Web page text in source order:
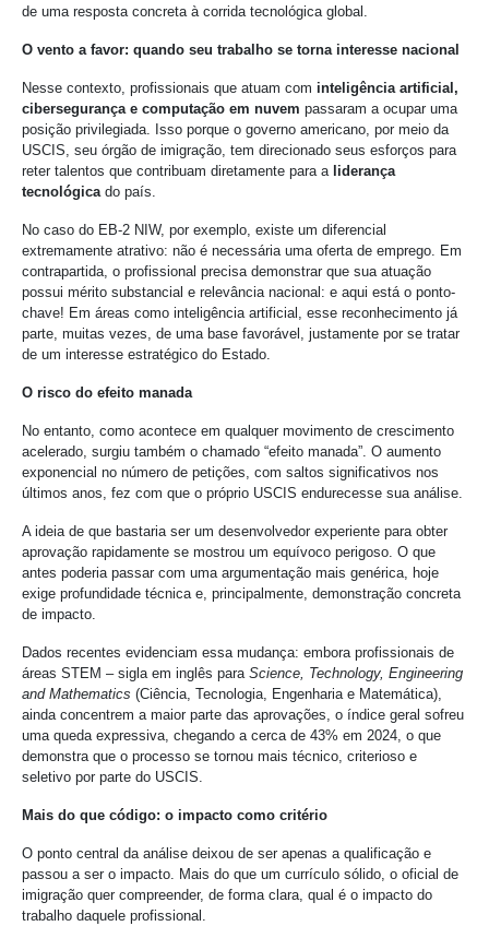
de uma resposta concreta à corrida tecnológica global.
O vento a favor: quando seu trabalho se torna interesse nacional
Nesse contexto, profissionais que atuam com inteligência artificial,
cibersegurança e computação em nuvem passaram a ocupar uma
posição privilegiada. Isso porque o governo americano, por meio da
USCIS, seu órgão de imigração, tem direcionado seus esforços para
reter talentos que contribuam diretamente para a liderança
tecnológica do país.
No caso do EB-2 NIW, por exemplo, existe um diferencial
extremamente atrativo: não é necessária uma oferta de emprego. Em
contrapartida, o profissional precisa demonstrar que sua atuação
possui mérito substancial e relevância nacional: e aqui está o ponto-
chave! Em áreas como inteligência artificial, esse reconhecimento já
parte, muitas vezes, de uma base favorável, justamente por se tratar
de um interesse estratégico do Estado.
O risco do efeito manada
No entanto, como acontece em qualquer movimento de crescimento
acelerado, surgiu também o chamado “efeito manada”. O aumento
exponencial no número de petições, com saltos significativos nos
últimos anos, fez com que o próprio USCIS endurecesse sua análise.
A ideia de que bastaria ser um desenvolvedor experiente para obter
aprovação rapidamente se mostrou um equívoco perigoso. O que
antes poderia passar com uma argumentação mais genérica, hoje
exige profundidade técnica e, principalmente, demonstração concreta
de impacto.
Dados recentes evidenciam essa mudança: embora profissionais de
áreas STEM – sigla em inglês para Science, Technology, Engineering
and Mathematics (Ciência, Tecnologia, Engenharia e Matemática),
ainda concentrem a maior parte das aprovações, o índice geral sofreu
uma queda expressiva, chegando a cerca de 43% em 2024, o que
demonstra que o processo se tornou mais técnico, criterioso e
seletivo por parte do USCIS.
Mais do que código: o impacto como critério
O ponto central da análise deixou de ser apenas a qualificação e
passou a ser o impacto. Mais do que um currículo sólido, o oficial de
imigração quer compreender, de forma clara, qual é o impacto do
trabalho daquele profissional.